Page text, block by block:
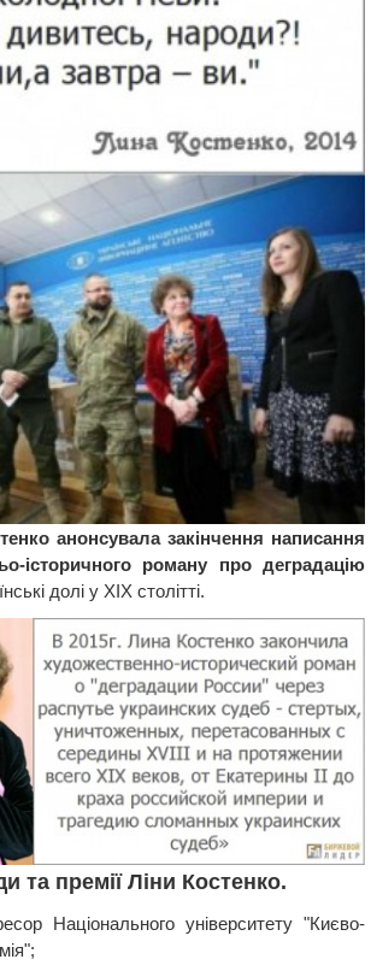
анонсувала закінчення написання
історичного роману про деградацію
долі у XIX столітті.
та премії Ліни Костенко.
Національного університету "Києво-